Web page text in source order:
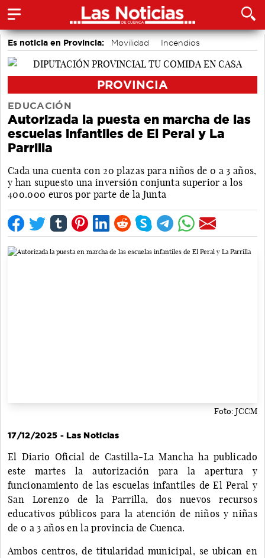
Es noticia en Provincia: Movilidad Incendios
PROVINCIA
EDUCACIÓN
Autorizada la puesta en marcha de las
escuelas infantiles de El Peral y La
Parrilla
Cada una cuenta con 20 plazas para niños de 0 a 3 años,
y han supuesto una inversión conjunta superior a los
400.000 euros por parte de la Junta
Foto: JCCM
17/12/2025 - Las Noticias
El Diario Oficial de Castilla-La Mancha ha publicado
este martes la autorización para la apertura y
funcionamiento de las escuelas infantiles de El Peral y
San Lorenzo de la Parrilla, dos nuevos recursos
educativos públicos para la atención de niños y niñas
de 0 a 3 años en la provincia de Cuenca.
Ambos centros, de titularidad municipal, se ubican en